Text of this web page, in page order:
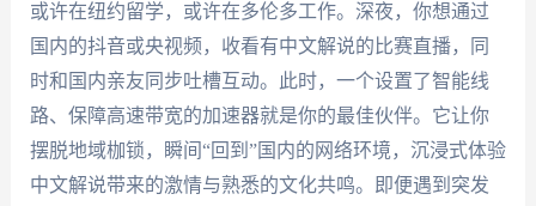
或许在纽约留学，或许在多伦多工作。深夜，你想通过
国内的抖音或央视频，收看有中文解说的比赛直播，同
时和国内亲友同步吐槽互动。此时，一个设置了智能线
路、保障高速带宽的加速器就是你的最佳伙伴。它让你
摆脱地域枷锁，瞬间“回到”国内的网络环境，沉浸式体验
中文解说带来的激情与熟悉的文化共鸣。即便遇到突发